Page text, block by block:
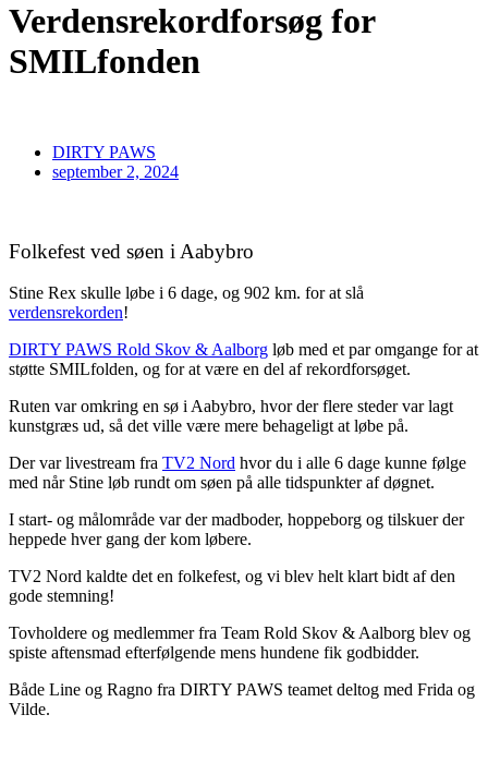
Verdensrekordforsøg for
SMILfonden
DIRTY PAWS
september 2, 2024
Folkefest ved søen i Aabybro
Stine Rex skulle løbe i 6 dage, og 902 km. for at slå
verdensrekorden!
DIRTY PAWS Rold Skov & Aalborg løb med et par omgange for at
støtte SMILfolden, og for at være en del af rekordforsøget.
Ruten var omkring en sø i Aabybro, hvor der flere steder var lagt
kunstgræs ud, så det ville være mere behageligt at løbe på.
Der var livestream fra TV2 Nord hvor du i alle 6 dage kunne følge
med når Stine løb rundt om søen på alle tidspunkter af døgnet.
I start- og målområde var der madboder, hoppeborg og tilskuer der
heppede hver gang der kom løbere.
TV2 Nord kaldte det en folkefest, og vi blev helt klart bidt af den
gode stemning!
Tovholdere og medlemmer fra Team Rold Skov & Aalborg blev og
spiste aftensmad efterfølgende mens hundene fik godbidder.
Både Line og Ragno fra DIRTY PAWS teamet deltog med Frida og
Vilde.